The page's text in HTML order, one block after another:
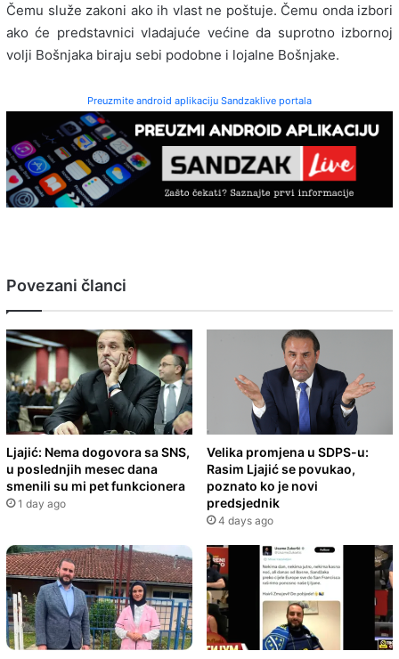
Čemu služe zakoni ako ih vlast ne poštuje. Čemu onda izbori
ako će predstavnici vladajuće većine da suprotno izbornoj
volji Bošnjaka biraju sebi podobne i lojalne Bošnjake.
Preuzmite android aplikaciju Sandzaklive portala
Povezani članci
Ljajić: Nema dogovora sa SNS,
u poslednjih mesec dana
smenili su mi pet funkcionera
1 day ago
Velika promjena u SDPS-u:
Rasim Ljajić se povukao,
poznato ko je novi
predsjednik
4 days ago